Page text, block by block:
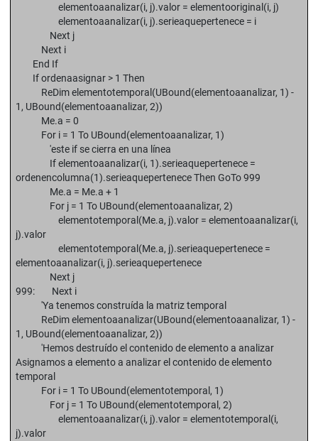
elementoaanalizar(i, j).valor = elementooriginal(i, j)
elementoaanalizar(i, j).serieaquepertenece = i
Next j
Next i
End If
If ordenaasignar > 1 Then
ReDim elementotemporal(UBound(elementoaanalizar, 1) -
1, UBound(elementoaanalizar, 2))
Me.a = 0
For i = 1 To UBound(elementoaanalizar, 1)
'este if se cierra en una línea
If elementoaanalizar(i, 1).serieaquepertenece =
ordenencolumna(1).serieaquepertenece Then GoTo 999
Me.a = Me.a + 1
For j = 1 To UBound(elementoaanalizar, 2)
elementotemporal(Me.a, j).valor = elementoaanalizar(i,
j).valor
elementotemporal(Me.a, j).serieaquepertenece =
elementoaanalizar(i, j).serieaquepertenece
Next j
999: Next i
'Ya tenemos construída la matriz temporal
ReDim elementoaanalizar(UBound(elementoaanalizar, 1) -
1, UBound(elementoaanalizar, 2))
'Hemos destruído el contenido de elemento a analizar
Asignamos a elemento a analizar el contenido de elemento
temporal
For i = 1 To UBound(elementotemporal, 1)
For j = 1 To UBound(elementotemporal, 2)
elementoaanalizar(i, j).valor = elementotemporal(i,
j).valor